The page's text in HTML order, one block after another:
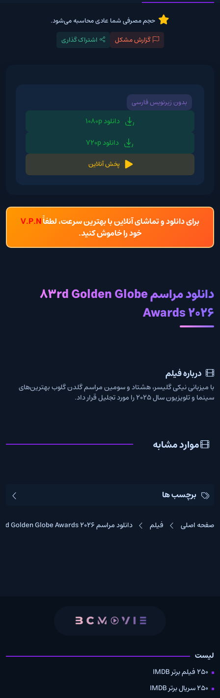
حجم مصرفی شما عادی محاسبه می‌شود.
گزارش مشکل
اشتراک گذاری
بدون زیرنویس فارسی
دانلود 1080p
دانلود 720p
پخش آنلاین
برای دانلود و تماشای آنلاین با بهترین سرعت، لطفاًV.P.N
خود را خاموش کنید.
دانلود مراسم 83rd Golden Globe
Awards 2026
درباره فیلم
با میزبانی نیکی گلیسر، هشتاد و سومین مراسم گلدن گلوب بهترین‌های
سینما و تلویزیون سال ۲۰۲۵ را مورد تجلیل قرار داد.
موارد مشابه
برچسب ها
صفحه اصلی فیلم دانلود مراسم 83rd Golden Globe Awards 2026
لیست
250 فیلم برتر IMDB
250 سریال برتر IMDB